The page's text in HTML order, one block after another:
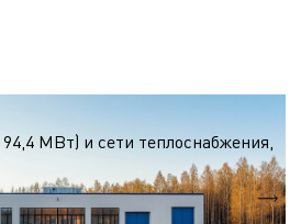
МВт) и сети теплоснабжения,